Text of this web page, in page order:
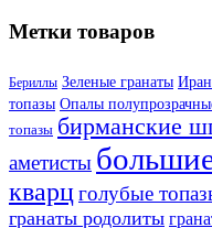
Метки товаров
Бериллы Зеленые гранаты
топазы Опалы
топазы бирманские
аметисты
кварцголубые
гранаты родолиты